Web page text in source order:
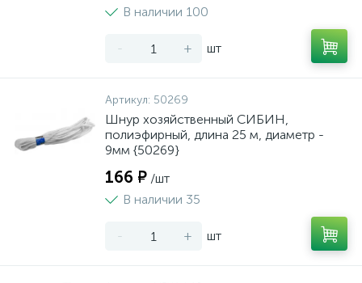
В наличии 100
- + шт
Артикул: 50269
Шнур хозяйственный СИБИН,
полиэфирный, длина 25 м, диаметр -
9мм {50269}
166 ₽ /шт
В наличии 35
- + шт